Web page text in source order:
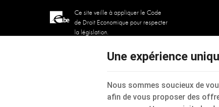
Ce site veille à appliquer le Code
de Droit Economique pour respecter
la législation.
Une expérience
Nous sommes soucieux de
afin de vous proposer des